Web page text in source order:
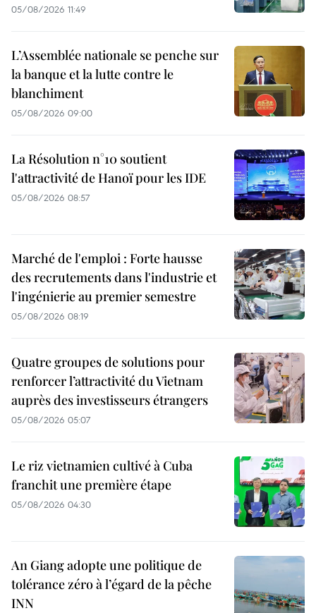
05/08/2026 11:49
L’Assemblée nationale se penche sur
la banque et la lutte contre le
blanchiment
05/08/2026 09:00
La Résolution n°10 soutient
l'attractivité de Hanoï pour les IDE
05/08/2026 08:57
Marché de l'emploi : Forte hausse
des recrutements dans l'industrie et
l'ingénierie au premier semestre
05/08/2026 08:19
Quatre groupes de solutions pour
renforcer l’attractivité du Vietnam
auprès des investisseurs étrangers
05/08/2026 05:07
Le riz vietnamien cultivé à Cuba
franchit une première étape
05/08/2026 04:30
An Giang adopte une politique de
tolérance zéro à l’égard de la pêche
INN